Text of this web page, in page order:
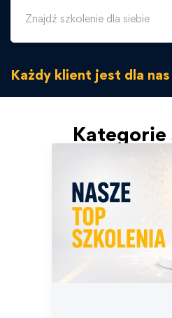
Każdy klient jest dla
Kategorie